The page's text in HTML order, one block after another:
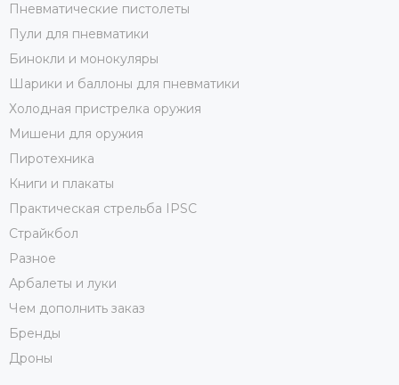
Пневматические пистолеты
Пули для пневматики
Бинокли и монокуляры
Шарики и баллоны для пневматики
Холодная пристрелка оружия
Мишени для оружия
Пиротехника
Книги и плакаты
Практическая стрельба IPSC
Страйкбол
Разное
Арбалеты и луки
Чем дополнить заказ
Бренды
Дроны